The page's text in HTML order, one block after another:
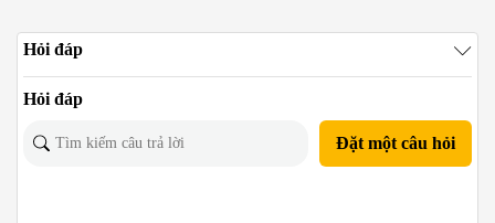
Hỏi đáp
Hỏi đáp
Đặt một câu hỏi